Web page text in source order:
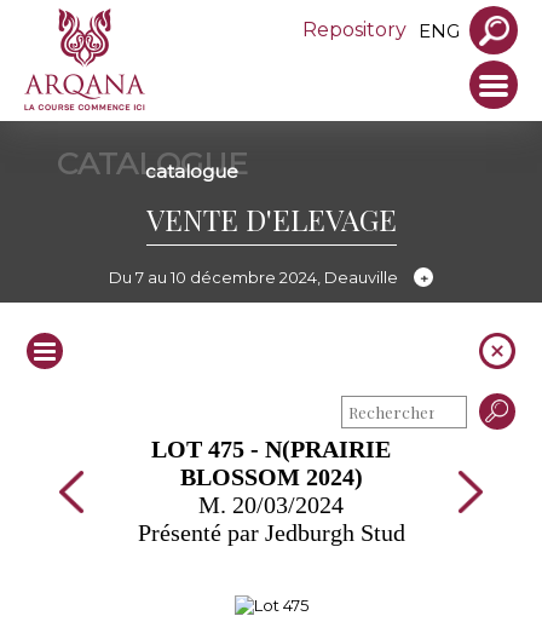
Repository ENG
CATALOGUE
catalogue
VENTE D'ELEVAGE
Du 7 au 10 décembre 2024, Deauville
LOT 475 - N(PRAIRIE
BLOSSOM 2024)
M. 20/03/2024
Présenté par Jedburgh Stud